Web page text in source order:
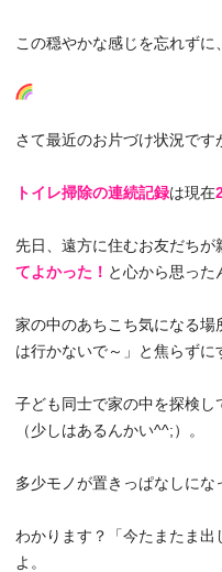
この穏やかな感じを忘れず
さて最近のお片づけ状況です
トイレ掃除の連続記録は現在
先日、遠方に住むお友だちが
てよかった！ と心から思った
家の中のあちこち気になる
は行かないで～」と焦らずに
子ども同士で家の中を探検
（少しはあるんかい^^;）。
多少モノが置きっぱなしにな
わかります？「今たまたま
よ。